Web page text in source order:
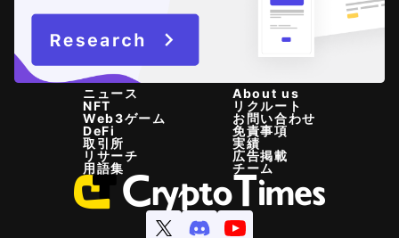
ニュース
NFT
Web3ゲーム
DeFi
取引所
リサーチ
用語集
About us
リクルート
お問い合わせ
免責事項
実績
広告掲載
チーム